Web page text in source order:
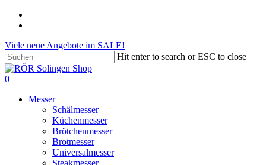
Skip
content
Viele neue Angebote im SALE!
Hit enter to search or ESC to close
Close
Search
search
account
0
Messer
Schälmesser
Küchenmesser
Brötchenmesser
Brotmesser
Universalmesser
Steakmesser